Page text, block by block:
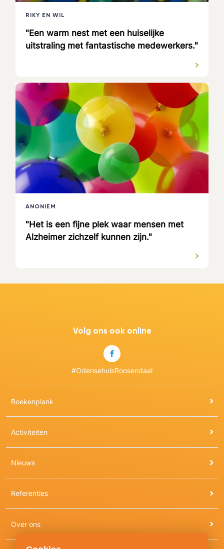
RIKY EN WIL
"Een warm nest met een huiselijke
uitstraling met fantastische medewerkers."
ANONIEM
"Het is een fijne plek waar mensen met
Alzheimer zichzelf kunnen zijn."
Activiteiten
Boekenplank
Nieuws
Volg ons ook online
#OdensehuisRoosendaal
Over ons
Referenties